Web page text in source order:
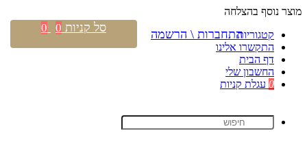
מוצר נוסף בהצלחה
קטגוריות
התקשרו אלינו
דף הבית
החשבון שלי
0 עגלת קניות
התחברות \ הרשמה סל קניות 0
0